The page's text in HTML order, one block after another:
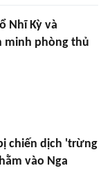
Nhĩ Kỳ và
minh phòng thủ
chiến dịch 'trừng
vào Nga